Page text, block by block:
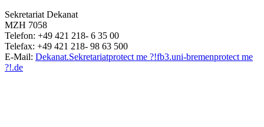
Sekretariat Dekanat
MZH 7058
Telefon: +49 421 218- 6 35 00
Telefax: +49 421 218- 98 63 500
E-Mail: Dekanat.Sekretariatprotect me ?!fb3.uni-bremenprotect me
?!.de